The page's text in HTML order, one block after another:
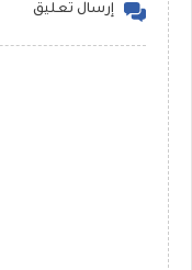
إرسال تعليق